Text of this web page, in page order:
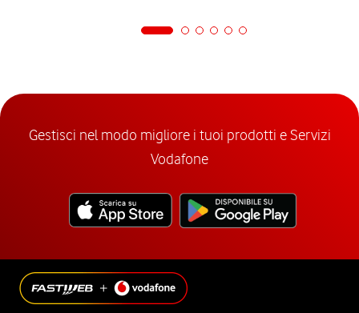
Gestisci nel modo migliore i tuoi prodotti e Servizi
Vodafone